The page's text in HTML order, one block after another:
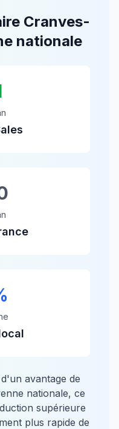
Cranves-
nationale
avantage de
nationale, ce
supérieure
plus rapide de